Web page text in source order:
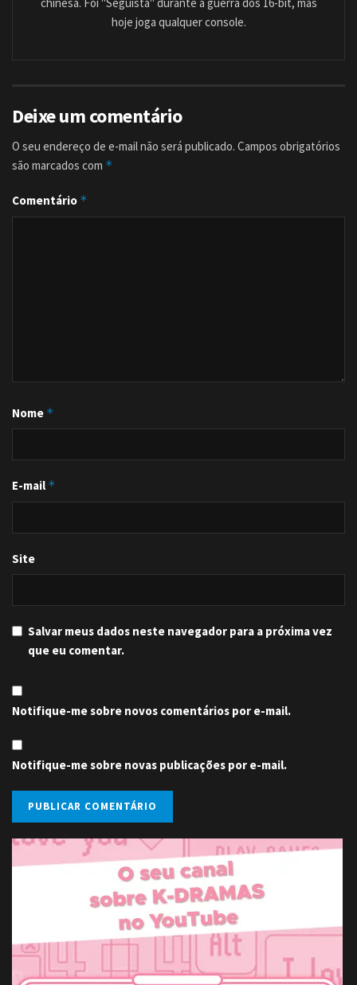
hoje joga qualquer console.
Deixe um comentário
O seu endereço de e-mail não será publicado. Campos obrigatórios
são marcados com *
Comentário *
Nome *
E-mail *
Site
Salvar meus dados neste navegador para a próxima vez
que eu comentar.
Notifique-me sobre novos comentários por e-mail.
Notifique-me sobre novas publicações por e-mail.